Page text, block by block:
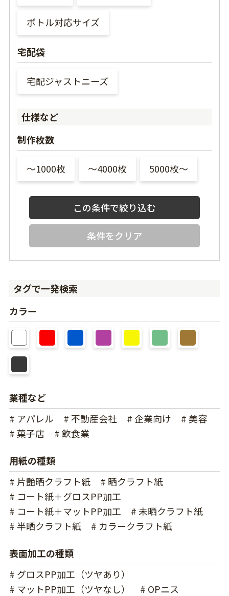
ボトル対応サイズ
宅配袋
宅配ジャストニーズ
仕様など
制作枚数
〜1000枚 〜4000枚 5000枚〜
条件をクリア
タグで一発検索
カラー
業種など
# アパレル
# 不動産会社 # 企業向け
# 美容
# 菓子店
# 飲食業
用紙の種類
# 片艶晒クラフト紙
# 晒クラフト紙
# コート紙＋グロスPP加工
# コート紙＋マットPP加工
# 未晒クラフト紙
# 半晒クラフト紙
# カラークラフト紙
表面加工の種類
# グロスPP加工（ツヤあり）
# マットPP加工（ツヤなし）
# OPニス